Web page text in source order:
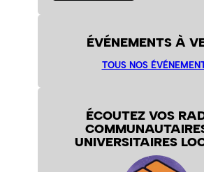
ÉVÉNEMENTS À
TOUS NOS
ÉCOUTEZ VOS
UNIVERSITAIRES